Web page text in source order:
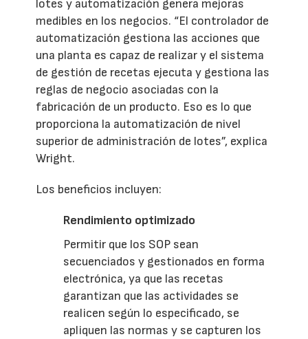
lotes y automatización genera mejoras
medibles en los negocios. “El controlador de
automatización gestiona las acciones que
una planta es capaz de realizar y el sistema
de gestión de recetas ejecuta y gestiona las
reglas de negocio asociadas con la
fabricación de un producto. Eso es lo que
proporciona la automatización de nivel
superior de administración de lotes”, explica
Wright.
Los beneficios incluyen:
Rendimiento optimizado
Permitir que los SOP sean
secuenciados y gestionados en forma
electrónica, ya que las recetas
garantizan que las actividades se
realicen según lo especificado, se
apliquen las normas y se capturen los